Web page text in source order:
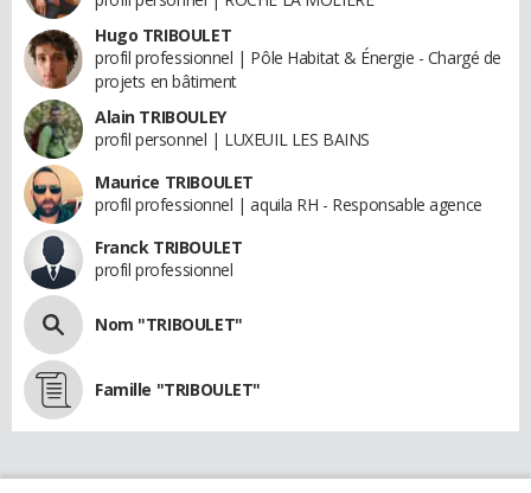
Hugo TRIBOULET
profil professionnel | Pôle Habitat & Énergie - Chargé de
projets en bâtiment
Alain TRIBOULEY
profil personnel | LUXEUIL LES BAINS
Maurice TRIBOULET
profil professionnel | aquila RH - Responsable agence
Franck TRIBOULET
profil professionnel
Nom "TRIBOULET"
Famille "TRIBOULET"